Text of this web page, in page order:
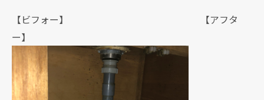
【ビフォー】 【アフタ
ー】